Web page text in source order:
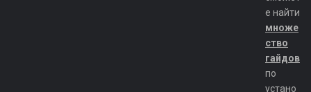
е найти
множе
ство
гайдов
по
устано